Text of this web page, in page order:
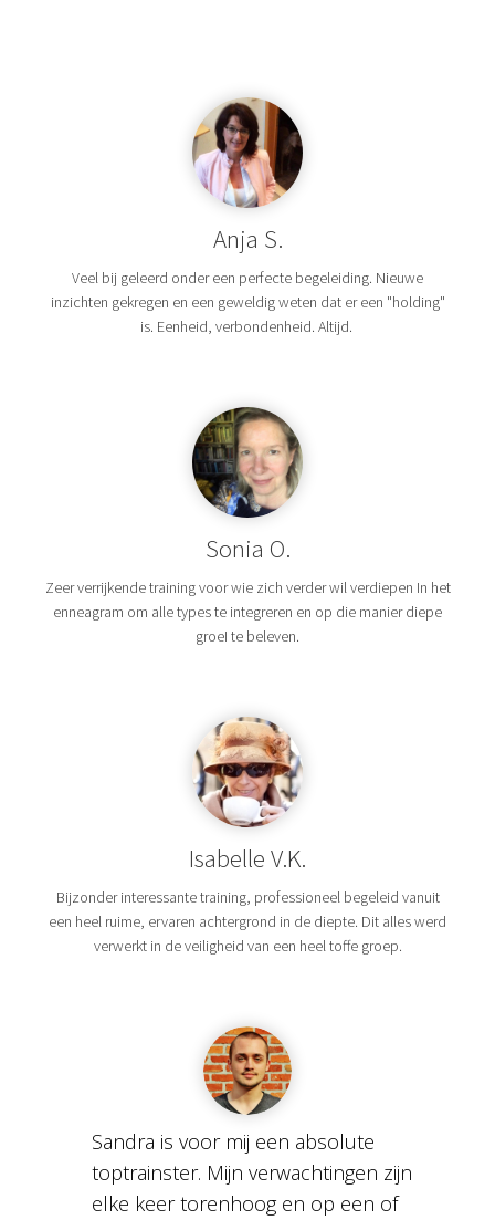
Anja S.
Veel bij geleerd onder een perfecte begeleiding. Nieuwe
inzichten gekregen en een geweldig weten dat er een "holding"
is. Eenheid, verbondenheid. Altijd.
Sonia O.
Zeer verrijkende training voor wie zich verder wil verdiepen In het
enneagram om alle types te integreren en op die manier diepe
groeI te beleven.
Isabelle V.K.
Bijzonder interessante training, professioneel begeleid vanuit
een heel ruime, ervaren achtergrond in de diepte. Dit alles werd
verwerkt in de veiligheid van een heel toffe groep.
Sandra is voor mij een absolute
toptrainster. Mijn verwachtingen zijn
elke keer torenhoog en op een of